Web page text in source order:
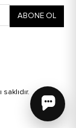
ABONE OL